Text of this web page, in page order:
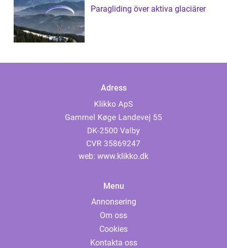
Paragliding över aktiva glaciärer
Adress
web: www.klikko.dk
Menu
Annonsering
Om oss
Cookies
Kontakta oss